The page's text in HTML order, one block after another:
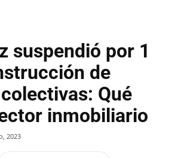
suspendió por 1
de
Qué
inmobiliario
2023